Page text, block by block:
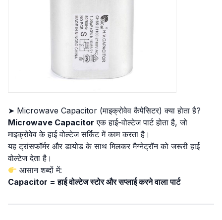
➤ Microwave Capacitor (माइक्रोवेव कैपेसिटर) क्या होता है?
Microwave Capacitor एक हाई-वोल्टेज पार्ट होता है, जो
माइक्रोवेव के हाई वोल्टेज सर्किट में काम करता है।
यह ट्रांसफॉर्मर और डायोड के साथ मिलकर मैग्नेट्रॉन को जरूरी हाई
वोल्टेज देता है।
आसान शब्दों में:
Capacitor = हाई वोल्टेज स्टोर और सप्लाई करने वाला पार्ट